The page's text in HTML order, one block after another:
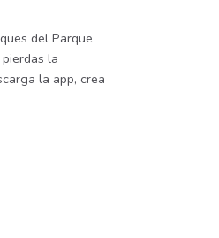
del Parque
la
la app, crea